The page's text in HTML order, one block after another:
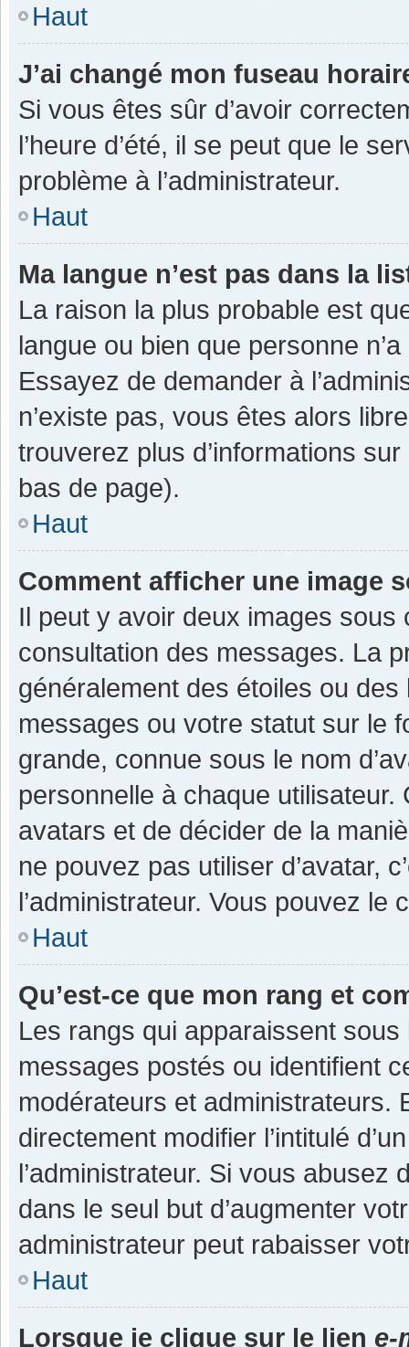
Haut
J’ai changé mon fuseau
Si vous êtes sûr d’avoir
l’heure d’été, il se peut que le
problème à l’administrateur.
Haut
Ma langue n’est pas dans la
La raison la plus probable est
langue ou bien que personne
Essayez de demander à
n’existe pas, vous êtes alors
trouverez plus d’informations
bas de page).
Haut
Comment afficher une image
Il peut y avoir deux images sous
consultation des messages. La
généralement des étoiles ou
messages ou votre statut sur le
grande, connue sous le nom
personnelle à chaque utilisateur.
avatars et de décider de la
ne pouvez pas utiliser d’avatar,
l’administrateur. Vous pouvez
Haut
Qu’est-ce que mon rang et
Les rangs qui apparaissent
messages postés ou identifient
modérateurs et administrateurs.
directement modifier l’intitulé
l’administrateur. Si vous
dans le seul but d’augmenter
administrateur peut rabaisser
Haut
Lorsque je clique sur le lien e-